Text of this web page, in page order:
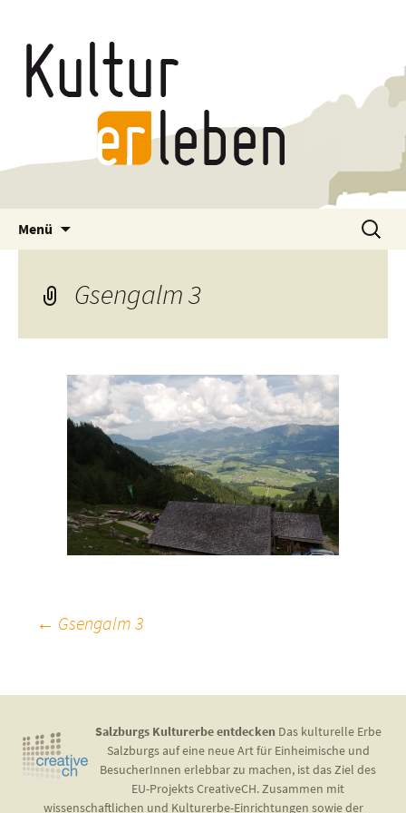
Menü
Suchen
nach:
Gsengalm 3
Beitragsnavigation
← Gsengalm 3
Salzburgs Kulturerbe entdecken Das kulturelle Erbe
Salzburgs auf eine neue Art für Einheimische und
BesucherInnen erlebbar zu machen, ist das Ziel des
EU-Projekts CreativeCH. Zusammen mit
wissenschaftlichen und Kulturerbe-Einrichtungen sowie der